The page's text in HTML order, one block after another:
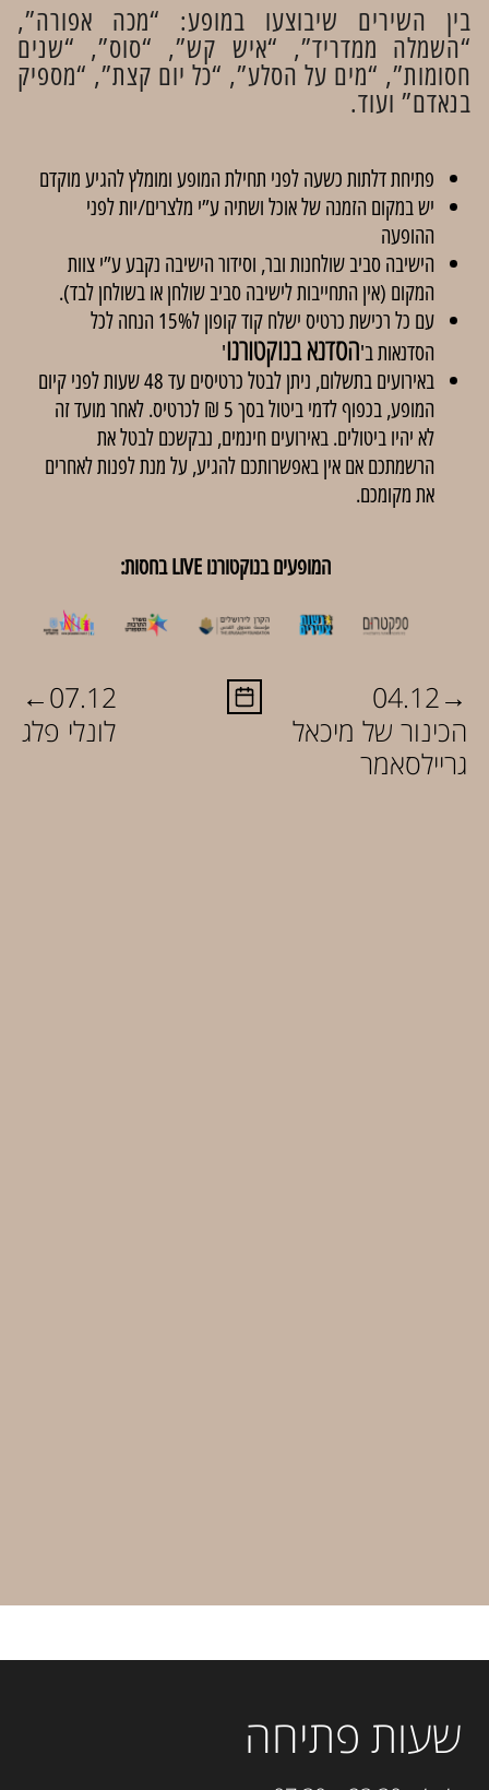
בין השירים שיבוצעו במופע: “מכה אפורה”,
“השמלה ממדריד”, “איש קש”, “סוס”, “שנים
חסומות”, “מים על הסלע”, “כל יום קצת”, “מספיק
בנאדם” ועוד.
פתיחת דלתות כשעה לפני תחילת המופע ומומלץ להגיע מוקדם
יש במקום הזמנה של אוכל ושתיה ע”י מלצרים/יות לפני
ההופעה
הישיבה סביב שולחנות ובר, וסידור הישיבה נקבע ע”י צוות
המקום (אין התחייבות לישיבה סביב שולחן או בשולחן לבד).
עם כל רכישת כרטיס ישלח קוד קופון ל15% הנחה לכל
הסדנאות ב'הסדנא בנוקטורנו'
באירועים בתשלום, ניתן לבטל כרטיסים עד 48 שעות לפני קיום
המופע, בכפוף לדמי ביטול בסך 5 ₪ לכרטיס. לאחר מועד זה
לא יהיו ביטולים. באירועים חינמים, נבקשכם לבטל את
הרשמתכם אם אין באפשרותכם להגיע, על מנת לפנות לאחרים
את מקומכם.
המופעים בנוקטורנו LIVE בחסות:
←07.12
לונלי פלג
04.12→
הכינור של מיכאל
גריילסאמר
שעות פתיחה